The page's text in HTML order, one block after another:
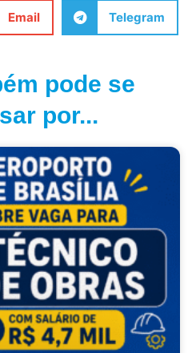
Email Telegram
pode se
por...